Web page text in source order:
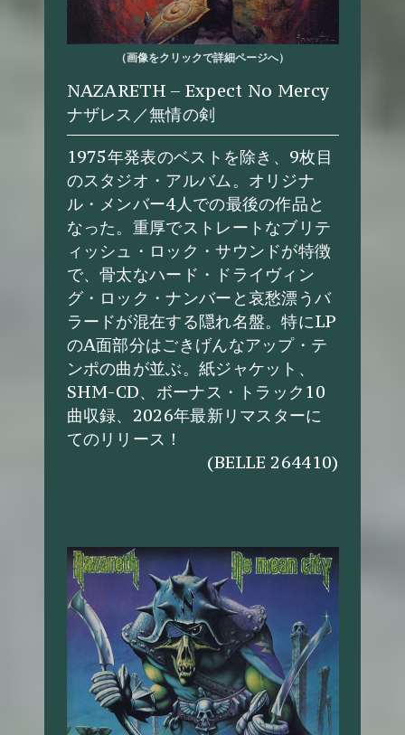
（画像をクリックで詳細ページへ）
NAZARETH – Expect No Mercy
ナザレス／無情の剣
1975年発表のベストを除き、9枚目
のスタジオ・アルバム。オリジナ
ル・メンバー4人での最後の作品と
なった。重厚でストレートなブリテ
ィッシュ・ロック・サウンドが特徴
で、骨太なハード・ドライヴィン
グ・ロック・ナンバーと哀愁漂うバ
ラードが混在する隠れ名盤。特にLP
のA面部分はごきげんなアップ・テ
ンポの曲が並ぶ。紙ジャケット、
SHM-CD、ボーナス・トラック10
曲収録、2026年最新リマスターに
てのリリース！
(BELLE 264410)